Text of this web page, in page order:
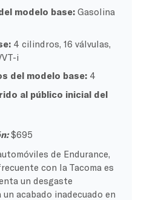
modelo base: Gasolina
4 cilindros, 16 válvulas,
i
del modelo base: 4
al público inicial del
$695
de Endurance,
con la Tacoma es
un desgaste
acabado inadecuado en